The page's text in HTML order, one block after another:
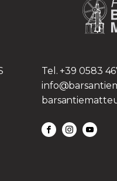
Tel. +39 0583